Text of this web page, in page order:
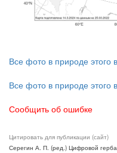
Все фото в природе этого
Все фото в природе этого
Сообщить об ошибке
Цитировать для публикации (сайт)
Серегин А. П. (ред.) Цифровой